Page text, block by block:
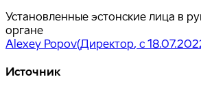
Установленные эстонские лица в
органе
Alexey Popov(Директор, с
Источник